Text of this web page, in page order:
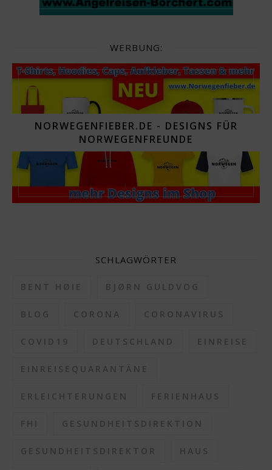
WERBUNG:
NORWEGENFIEBER.DE - DESIGNS FÜR
NORWEGENFREUNDE
SCHLAGWÖRTER
BENT HØIE BJØRN GULDVOG
BLOG CORONA CORONAVIRUS
COVID19 DEUTSCHLAND EINREISE
EINREISEQUARANTÄNE
ERLEICHTERUNGEN FERIENHAUS
FHI GESUNDHEITSDIREKTION
GESUNDHEITSDIREKTOR HAUS